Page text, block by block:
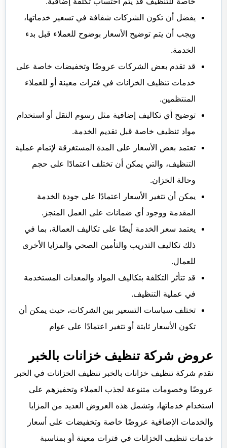
يفضل أن تكون الشركات شفافة في تسعير خدماتها،
ويجب أن يتم توضيح الأسعار بوضوح للعملاء قبل بدء
الخدمة.
قد تقدم بعض الشركات عروضًا وتخفيضات خاصة على
خدمات تنظيف الخزانات في فترات معينة أو للعملاء
المنتظمين.
توضيح أي تكاليف إضافية مثل رسوم النقل أو استخدام
مواد تنظيف خاصة قبل تقديم الخدمة.
تعتمد بعض الأسعار على المدة المستغرقة لإتمام عملية
التنظيف، والتي يمكن أن تختلف اعتمادًا على حجم
وحالة الخزان.
يمكن أن تتغير الأسعار اعتمادًا على جودة الخدمة
المقدمة ووجود أي ضمانات على العمل المنجز.
يعتمد سعر الخدمة أيضًا على تكاليف العمالة، بما في
ذلك تكاليف التدريب والتأمين الصحي والمزايا الأخرى
للعمال.
قد تتأثر التكلفة بتكاليف المواد والمعدات المستخدمة
في عملية التنظيف.
تختلف سياسات التسعير بين الشركات، حيث يمكن أن
تكون الأسعار ثابتة أو تتغير اعتمادًا على عوام
عروض شركة تنظيف خزانات بالخبر
تقدم شركة تنظيف خزانات بالخبر تنظيف الخزانات في الخبر
عروضًا وخصومات متنوعة لجذب العملاء وتحفيزهم على
استخدام خدماتها، وتشمل هذه العروض العديد من المزايا
والخدمات الإضافية عروضًا خاصة وتخفيضات على أسعار
خدمات تنظيف الخزانات في فترات معينة أو بمناسبة